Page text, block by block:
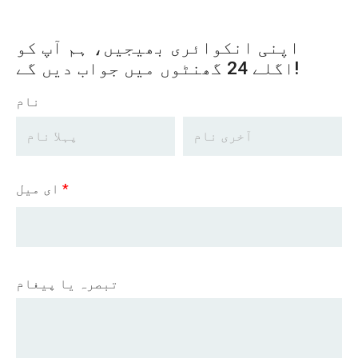
اپنی انکوائری بھیجیں، ہم آپ کو
اگلے 24 گھنٹوں میں جواب دیں گے!
نام
*
تبصرہ یا پیغام